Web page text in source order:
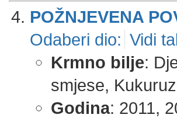
POŽNJEVENA
Odaberi dio: Vidi
Krmno bilje:
smjese,
Godina: 2011,